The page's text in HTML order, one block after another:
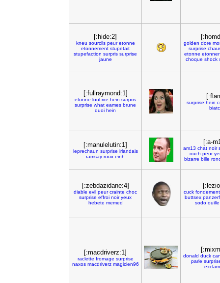
[:hide:2]
kneu sourcils peur etonne
etonnement stupetait
stupefaction surpris surprise
jaune
golden dore
surprise
etonne etonner
choque shock
[:fullraymond:1]
etonne loul rire hein surpris
surprise what eames brune
quoi hein
surprise hein
[:manulelutin:1]
leprechaun surprise irlandais
ramsay roux einh
[:a-
am13 chat noir
ouch peur
bizarre bille
[:zebdazidane:4]
diable evil peur crainte choc
surprise effroi noir yeux
hebete memed
cuck fondement
buttsex
sodo ouille
[:macdriverz:1]
raclette fromage surprise
naxos macdriverz magicien96
donald duck
parle